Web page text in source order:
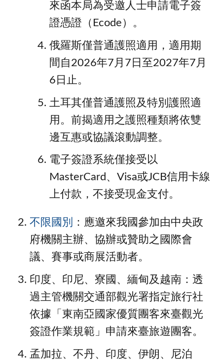
來函本局為受邀⼈⼠申請電⼦簽
證憑證（Ecode）。
俄羅斯僅普通護照適⽤，適⽤期
間⾃2026年7⽉7⽇⾄2027年7⽉
6⽇⽌。
⼟⽿其僅普通護照及特別護照適
⽤。前揭適⽤之護照種類將依雙
邊互惠或協議滾動調整。
電子簽證系統僅接受以
MasterCard、Visa或JCB信用卡線
上付款，不接受現金支付。
不限國別
：應邀來我國參加由中央政
府機關主辦、協辦或贊助之國際會
議、賽事或商展活動者。
印度、印尼、寮國、緬甸及越南：透
過主管機關交通部觀光署指定旅行社
依據「東南亞國家優質團客來臺觀光
簽證作業規範」申請來臺旅遊團客。
孟加拉、不丹、印度、伊朗、尼泊